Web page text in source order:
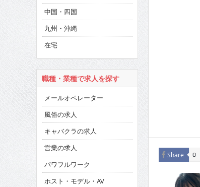
Share 0
中国・四国
九州・沖縄
在宅
職種・業種で求人を探す
メールオペレーター
風俗の求人
キャバクラの求人
営業の求人
パワフルワーク
ホスト・モデル・AV